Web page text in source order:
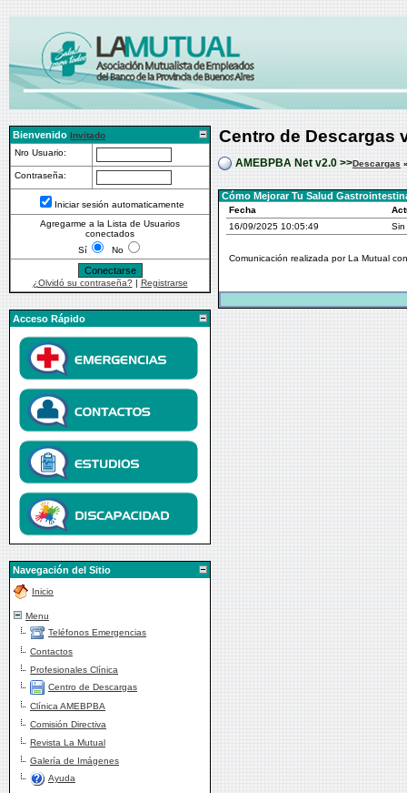
Bienvenido Invitado
Nro Usuario:
Contraseña:
Iniciar sesión automaticamente
Agregarme a la Lista de Usuarios
conectados
Sí
No
¿Olvidó su contraseña? | Registrarse
Acceso Rápido
Navegación del Sitio
Inicio
Menu
Teléfonos Emergencias
Contactos
Profesionales Clínica
Centro de Descargas
Clínica AMEBPBA
Comisión Directiva
Revista La Mutual
Galería de Imágenes
Ayuda
Centro de Descargas
AMEBPBA Net v2.0 >>Descargas
Cómo Mejorar Tu Salud
Fecha
16/09/2025 10:05:49
Sin
Comunicación realizada por La Mutual